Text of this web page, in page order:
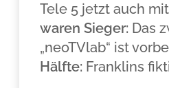
Tele 5 jetzt auch
waren Sieger: Das
„neoTVlab“ ist
Hälfte: Franklins